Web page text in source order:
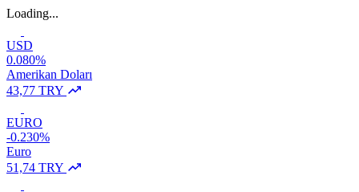
Loading...
USD
0.080%
Amerikan Doları
43,77 TRY
EURO
-0.230%
Euro
51,74 TRY